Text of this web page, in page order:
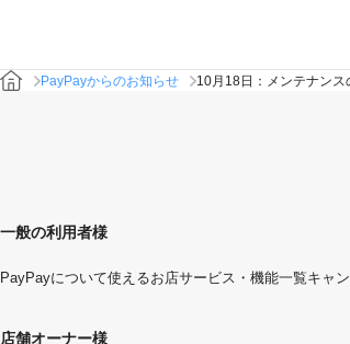
PayPayからのお知らせ 10月18日：メンテナンス
一般の利用者様
PayPayについて使えるお店サービス・機能一覧キャ
店舗オーナー様